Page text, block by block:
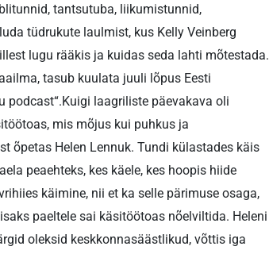
tantsutuba, liikumistunnid,
tüdrukute laulmist, kus Kelly Veinberg
lugu rääkis ja kuidas seda lahti mõtestada.
tasub kuulata juuli lõpus Eesti
podcast“.Kuigi laagriliste päevakava oli
mis mõjus kui puhkus ja
õpetas Helen Lennuk. Tundi külastades käis
peaehteks, kes käele, kes hoopis hiide
käimine, nii et ka selle pärimuse osaga,
paeltele sai käsitöötoas nõelviltida. Heleni
oleksid keskkonnasäästlikud, võttis iga